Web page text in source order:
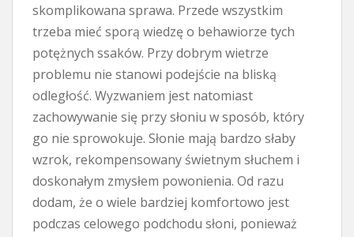
skomplikowana sprawa. Przede wszystkim
trzeba mieć sporą wiedzę o behawiorze tych
potężnych ssaków. Przy dobrym wietrze
problemu nie stanowi podejście na bliską
odległość. Wyzwaniem jest natomiast
zachowywanie się przy słoniu w sposób, który
go nie sprowokuje. Słonie mają bardzo słaby
wzrok, rekompensowany świetnym słuchem i
doskonałym zmysłem powonienia. Od razu
dodam, że o wiele bardziej komfortowo jest
podczas celowego podchodu słoni, ponieważ